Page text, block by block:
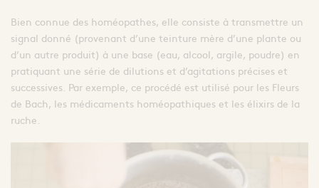
Bien connue des homéopathes, elle consiste à transmettre un
signal donné (provenant d’une teinture mère d’une plante ou
d’un autre produit) à une base (eau, alcool, argile, poudre) en
pratiquant une série de dilutions et d’agitations précises et
successives. Par exemple, ce procédé est utilisé pour les Fleurs
de Bach, les médicaments homéopathiques et les élixirs de la
ruche.